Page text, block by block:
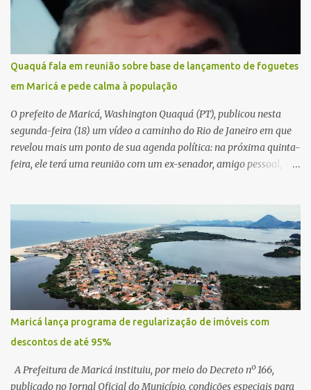
Quaquá fala em reunião sobre base de lançamento de foguetes
em Maricá e pede calma à população
O prefeito de Maricá, Washington Quaquá (PT), publicou nesta
segunda-feira (18) um vídeo a caminho do Rio de Janeiro em que
revelou mais um ponto de sua agenda política: na próxima quinta-
feira, ele terá uma reunião com um ex-senador, amigo pessoal,
atenção pela ousadia do projeto, que colocaria Maricá em um
novo patamar de visibilidade tecnológica e estratégica. Segundo
Quaquá, a conversa será o início de um debate maior sobre a
viabilidade dessa estrutura na cidade. Durante o vídeo, o prefeito
também respondeu às críticas que vem recebendo. Segundo ele,
muitas pessoas estão dizendo que promete muito, mas não estaria
entregando resultados imediatos. Quaquá pediu paciência e
garantiu que os frutos começarão a aparecer em breve. “O pessoal
fala que eu prometo muito, mas não faço nada. Eu digo: calma.
Vocês Esperam, daqui a um ano o que será feito em Mari...
Maricá lança programa de regularização de imóveis com
descontos de até 95%
A Prefeitura de Maricá instituiu, por meio do Decreto nº 166,
publicado no Jornal Oficial do Município, condições especiais para